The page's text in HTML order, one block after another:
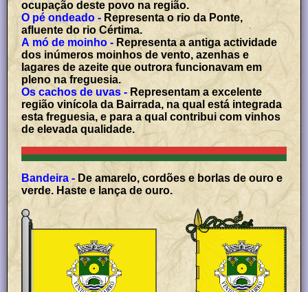
ocupação deste povo na região.
O pé ondeado - Representa o rio da Ponte,
afluente do rio Cértima.
A mó de moinho - Representa a antiga actividade
dos inúmeros moinhos de vento, azenhas e
lagares de azeite que outrora funcionavam em
pleno na freguesia.
Os cachos de uvas -Representam a excelente
região vinícola da Bairrada, na qual está integrada
esta freguesia, e para a qual contribui com vinhos
de elevada qualidade.
Bandeira -
verde. Haste e lança de ouro.